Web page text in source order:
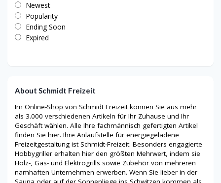
Newest
Popularity
Ending Soon
Expired
About Schmidt Freizeit
Im Online-Shop von Schmidt Freizeit können Sie aus mehr
als 3.000 verschiedenen Artikeln für Ihr Zuhause und Ihr
Geschäft wählen. Alle Ihre fachmännisch gefertigten Artikel
finden Sie hier. Ihre Anlaufstelle für energiegeladene
Freizeitgestaltung ist Schmidt-Freizeit. Besonders engagierte
Hobbygriller erhalten hier den größten Mehrwert, indem sie
Holz-, Gas- und Elektrogrills sowie Zubehör von mehreren
namhaften Unternehmen erwerben. Wenn Sie lieber in der